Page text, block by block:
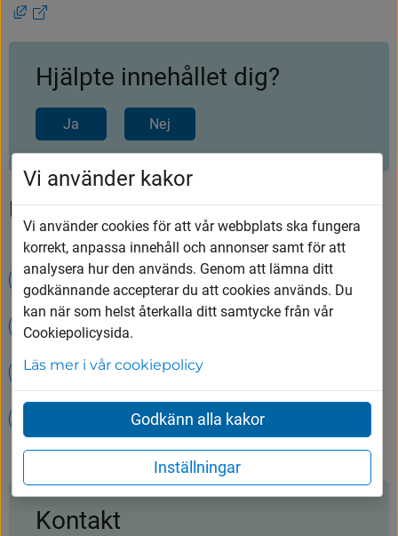
Länk till annan webbplats, öppnas i nytt
Hjälpte innehållet dig?
Ja Nej
Upptäck mer
Öppettider på Tumbergs ÅVC
Simhall - Badet
Evenemang
Tumbergs återvinningscentral (ÅVC)
Kontakt
Vi använder kakor
Vi använder cookies för att vår webbplats ska fungera
korrekt, anpassa innehåll och annonser samt för att
analysera hur den används. Genom att lämna ditt
godkännande accepterar du att cookies används. Du
kan när som helst återkalla ditt samtycke från vår
Cookiepolicysida.
Läs mer i vår cookiepolicy
Godkänn alla kakor
Inställningar